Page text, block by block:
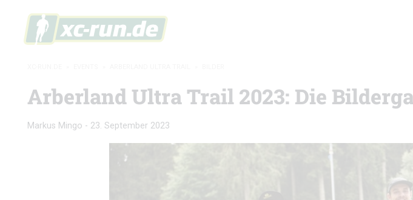
Arberland Ultra Trail 2023: Die
Markus Mingo - 23. September 2023